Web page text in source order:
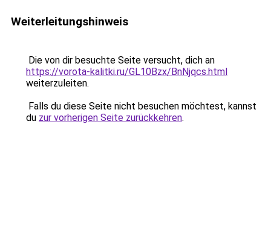
Weiterleitungshinweis
Die von dir besuchte Seite versucht, dich an
https://vorota-kalitki.ru/GL10Bzx/BnNjqcs.html
weiterzuleiten.
Falls du diese Seite nicht besuchen möchtest, kannst
du zur vorherigen Seite zurückkehren.